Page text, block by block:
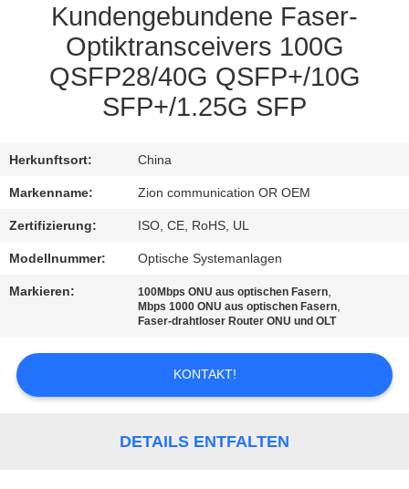
VERBINDUNG
FORDERN
ZITAT
SITEMAP
POLICY
Kundengebundene Faser-
Optiktransceivers 100G
QSFP28/40G QSFP+/10G
SFP+/1.25G SFP
Herkunftsort: China
Markenname: Zion communication OR OEM
Zertifizierung: ISO, CE, RoHS, UL
Modellnummer: Optische Systemanlagen
Markieren: 100Mbps ONU aus optischen Fasern,
Mbps 1000 ONU aus optischen Fasern,
Faser-drahtloser Router ONU und OLT
KONTAKT!
DETAILS ENTFALTEN